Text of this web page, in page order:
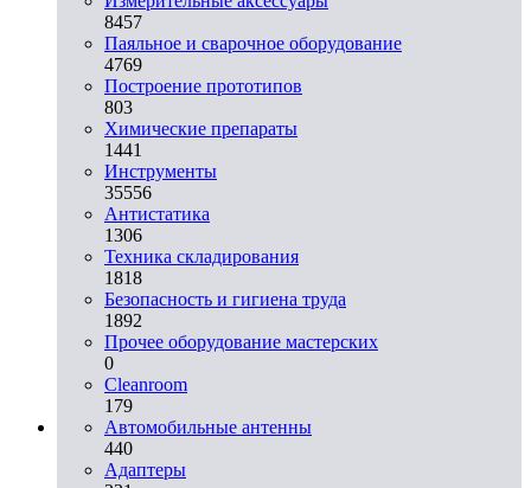
8457
Паяльное и сварочное оборудование
4769
Построение прототипов
803
Химические препараты
1441
Инструменты
35556
Aнтистатика
1306
Техника складирования
1818
Безопасность и гигиена труда
1892
Прочее оборудование мастерских
0
Cleanroom
179
Автомобильные антенны
440
Адаптеры